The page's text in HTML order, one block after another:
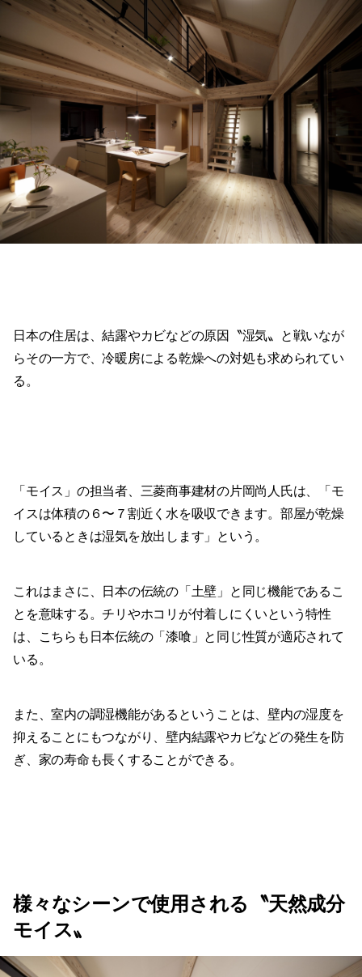
日本の住居は、結露やカビなどの原因〝湿気〟と戦いなが
らその一方で、冷暖房による乾燥への対処も求められてい
る。
「モイス」の担当者、三菱商事建材の片岡尚人氏は、「モ
イスは体積の６〜７割近く水を吸収できます。部屋が乾燥
しているときは湿気を放出します」という。
これはまさに、日本の伝統の「土壁」と同じ機能であるこ
とを意味する。チリやホコリが付着しにくいという特性
は、こちらも日本伝統の「漆喰」と同じ性質が適応されて
いる。
また、室内の調湿機能があるということは、壁内の湿度を
抑えることにもつながり、壁内結露やカビなどの発生を防
ぎ、家の寿命も長くすることができる。
様々なシーンで使用される〝天然成分
モイス〟